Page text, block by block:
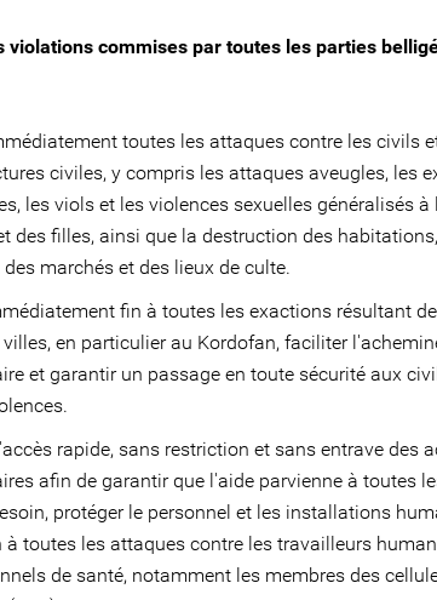
violations commises par toutes les parties
toutes les attaques contre les civils
civiles, y compris les attaques aveugles, les
les viols et les violences sexuelles généralisés à
des filles, ainsi que la destruction des
marchés et des lieux de culte.
fin à toutes les exactions résultant
en particulier au Kordofan, faciliter
et garantir un passage en toute sécurité aux
rapide, sans restriction et sans entrave des
afin de garantir que l'aide parvienne à toutes
protéger le personnel et les installations
à toutes les attaques contre les travailleurs
de santé, notamment les membres des